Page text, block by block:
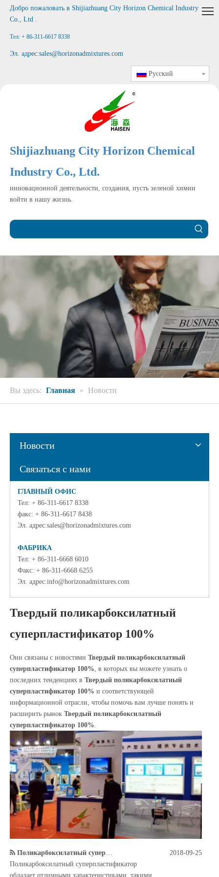
Добро пожаловать в Shijiazhuang City Horizon Chemical Industry
Co., Ltd .
Тел: + 86-311-6617 8338
Эл. адрес:sales@horizonadmixtures.com
Pусский
Shijiazhuang City Horizon Chemical
Industry Co., Ltd.
инновационной деятельности, создания, пусть зеленой химии
войти в нашу жизнь.
Вы здесь: Главная » Новости
Новости
Связаться с нами
ГЛАВНЫЙ ОФИС
Тел: + 86-311-6617 8338
факс: + 86-311-6617 8438
Эл. адрес:sales@horizonadmixtures.com
ФАБРИКА
Тел: + 86-311-6668 6010
Факс: + 86-311-6668 6255
Эл. адрес:info@horizonadmixtures.com
Твердый поликарбоксилатный
суперпластификатор 100%
Они связаны с новостями Твердый поликарбоксилатный
суперпластификатор 100%, в которых вы можете узнать о
последних тенденциях в Твердый поликарбоксилатный
суперпластификатор 100% и соответствующей
информационной отрасли, чтобы помочь вам лучше понять и
расширить рынок Твердый поликарбоксилатный
суперпластификатор 100%.
Поликарбоксилатный суперпластификатор
Поликарбоксилатный суперпластификатор
обладает отличными характеристиками, такими
2018-09-25